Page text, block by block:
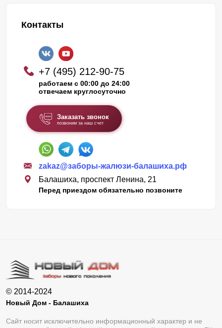
Контакты
+7 (495) 212-90-75
работаем с 00:00 до 24:00
отвечаем круглосуточно
Заказать звонок
позвоним за наш счет
zakaz@заборы-жалюзи-балашиха.рф
Балашиха, проспект Ленина, 21
Перед приездом обязательно позвоните
© 2014-2024
Новый Дом - Балашиха
Сайт носит исключительно информационный характер и не